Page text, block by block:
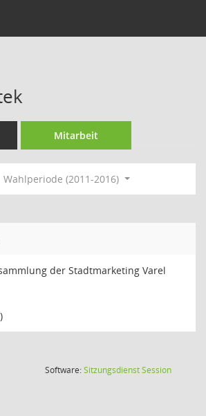
Mitarbeit
Wahlperiode (2011-2016)
der Stadtmarketing Varel
Software:SitzungsdienstSession(Wird in